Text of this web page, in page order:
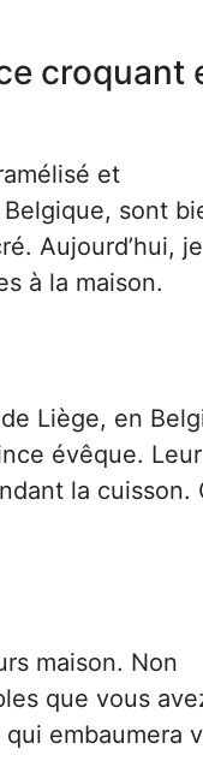
croquant
et
sont
Aujourd’hui, je
à la maison.
Liège, en
évêque. Leur
la cuisson.
maison. Non
que vous
embaumera